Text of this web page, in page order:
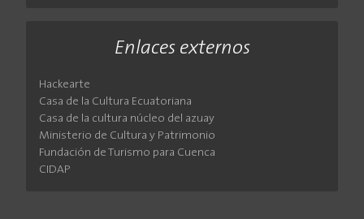
Enlaces externos
Hackearte
Casa de la Cultura Ecuatoriana
Casa de la cultura núcleo del azuay
Ministerio de Cultura y Patrimonio
Fundación de Turismo para Cuenca
CIDAP